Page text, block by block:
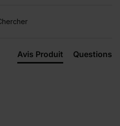
Avis Produit Questions